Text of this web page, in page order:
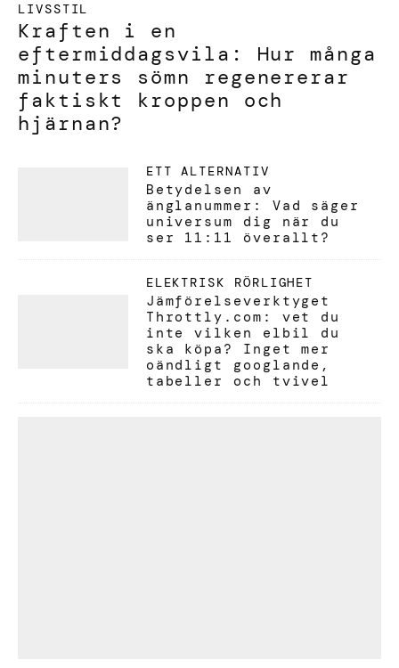
LIVSSTIL
Kraften i en
eftermiddagsvila: Hur många
minuters sömn regenererar
faktiskt kroppen och
hjärnan?
ETT ALTERNATIV
Betydelsen av
änglanummer: Vad säger
universum dig när du
ser 11:11 överallt?
ELEKTRISK RÖRLIGHET
Jämförelseverktyget
Throttly.com: vet du
inte vilken elbil du
ska köpa? Inget mer
oändligt googlande,
tabeller och tvivel